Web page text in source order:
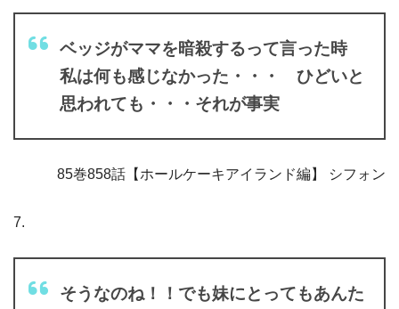
ベッジがママを暗殺するって言った時
私は何も感じなかった・・・ ひどいと
思われても・・・それが事実
85巻858話【ホールケーキアイランド編】 シフォン
7.
そうなのね！！でも妹にとってもあんた